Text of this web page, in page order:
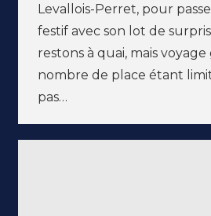
Levallois-Perret, pour
festif avec son lot de
restons à quai, mais voyage
nombre de place étant
pas…